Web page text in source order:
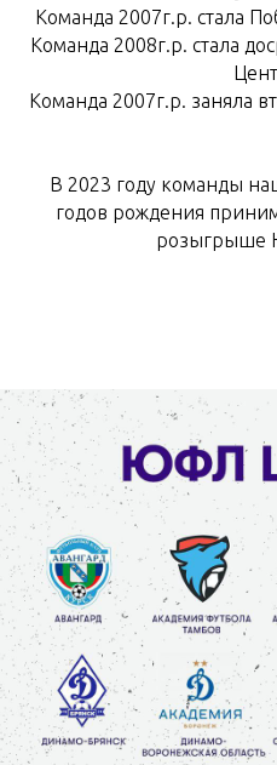
Команда 2007г.р. стала
Команда 2008г.р. стала
Команда 2007г.р. заняла
В 2023 году команды
годов рождения
розыгрыше